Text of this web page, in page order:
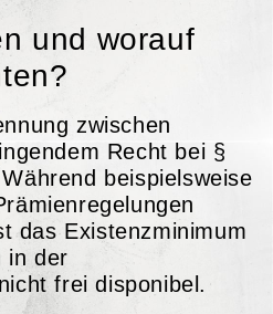
und worauf
zwischen
Recht bei §
beispielsweise
das Existenzminimum
in der
frei disponibel.